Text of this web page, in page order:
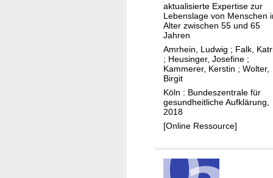
u
n
g
e
n
A
l
t
e
aktualisierte Expertise zur
Lebenslage von Menschen
Alter zwischen 55 und 65
Jahren
Amrhein, Ludwig ; Falk,
; Heusinger, Josefine ;
Kammerer, Kerstin ; Wolter,
Birgit
Köln : Bundeszentrale für
gesundheitliche Aufklärung,
2018
[Online Ressource]